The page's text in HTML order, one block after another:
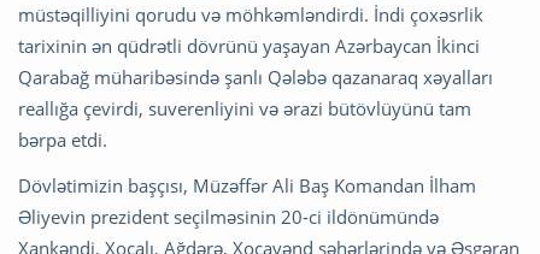
müstəqilliyini qorudu və möhkəmləndirdi. İndi çoxəsrlik
tarixinin ən qüdrətli dövrünü yaşayan Azərbaycan İkinci
Qarabağ müharibəsində şanlı Qələbə qazanaraq xəyalları
reallığa çevirdi, suverenliyini və ərazi bütövlüyünü tam
bərpa etdi.
Dövlətimizin başçısı, Müzəffər Ali Baş Komandan İlham
Əliyevin prezident seçilməsinin 20-ci ildönümündə
Xankəndi, Xocalı, Ağdərə, Xocavənd şəhərlərində və Əsgəran